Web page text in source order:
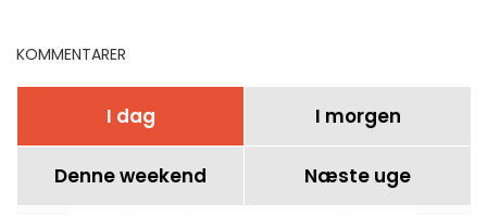
KOMMENTARER
I dag I morgen
Denne weekend Næste uge